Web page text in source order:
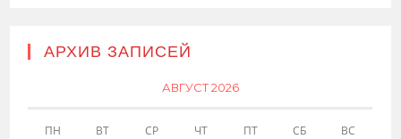
АРХИВ ЗАПИСЕЙ
АВГУСТ 2026
ПН ВТ СР ЧТ ПТ СБ ВС